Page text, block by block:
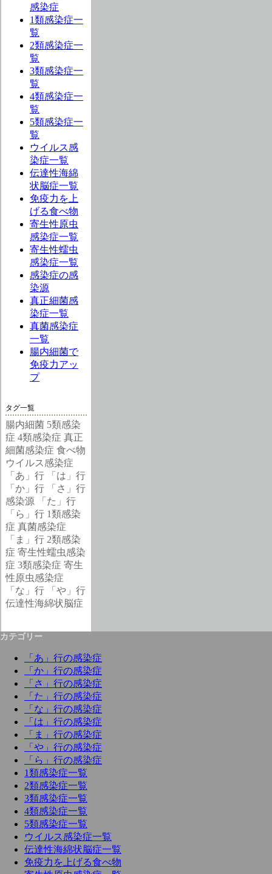
感染症
1類感染症一
覧
2類感染症一
覧
3類感染症一
覧
4類感染症一
覧
5類感染症一
覧
ウイルス感
染症一覧
伝達性海綿
状脳症一覧
免疫力を上
げる食べ物
寄生性原虫
感染症一覧
寄生性蠕虫
感染症一覧
感染症の感
染源
真正細菌感
染症一覧
真菌感染症
一覧
腸内細菌で
免疫力アッ
プ
タグ一覧
腸内細菌 5類感染
症 4類感染症 真正
細菌感染症 食べ物
ウイルス感染症
「あ」行
「は」行
「か」行
「さ」行
感染源
「た」行
「ら」行 1類感染
症 真菌感染症
「ま」行 2類感染
症 寄生性蠕虫感染
症 3類感染症 寄生
性原虫感染症
「な」行
「や」行
伝達性海綿状脳症
カテゴリー
「あ」行の感染症
「か」行の感染症
「さ」行の感染症
「た」行の感染症
「な」行の感染症
「は」行の感染症
「ま」行の感染症
「や」行の感染症
「ら」行の感染症
1類感染症一覧
2類感染症一覧
3類感染症一覧
4類感染症一覧
5類感染症一覧
ウイルス感染症一覧
伝達性海綿状脳症一覧
免疫力を上げる食べ物